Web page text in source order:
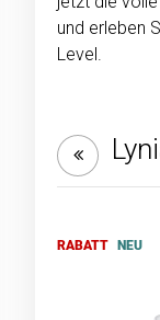
und erleben
Level.
RABATT NEU